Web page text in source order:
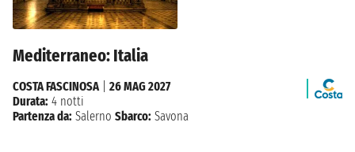
Mediterraneo: Italia
COSTA FASCINOSA| 26 MAG 2027
Durata: 4 notti
Partenza da: Salerno Sbarco: Savona